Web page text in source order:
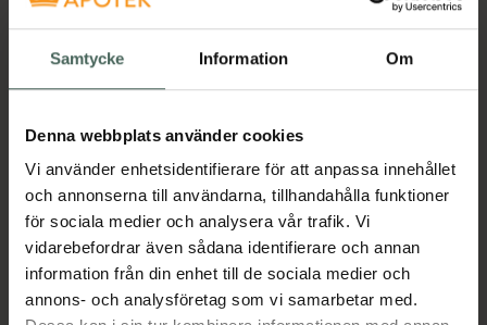
Samtycke Information Om
Denna webbplats använder cookies
Vi använder enhetsidentifierare för att anpassa innehållet
och annonserna till användarna, tillhandahålla funktioner
för sociala medier och analysera vår trafik. Vi
vidarebefordrar även sådana identifierare och annan
information från din enhet till de sociala medier och
annons- och analysföretag som vi samarbetar med.
serum som balanserar överflödig olja och
innehåller en hög koncentration niacinamid,
stödd av zink PCA, vilket förbättrar
ingrediens.
Hyaluronic Acid 2% + B5 är ett lätt
hyaluronsyreserum som kombinerar fem
former av hyaluronsyra för omedelbar, fyllig
återfuktning och förbättrad hudtextur.
Ceramider och provitamin B5 hjälper till att